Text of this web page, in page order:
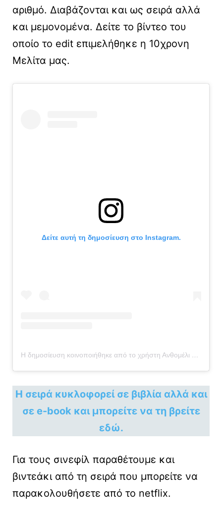
αριθμό. Διαβάζονται και ως σειρά αλλά
και μεμονομένα. Δείτε το βίντεο του
οποίο το edit επιμελήθηκε η 10χρονη
Μελίτα μας.
Δείτε αυτή τη δημοσίευση στο Instagram.
Η δημοσίευση κοινοποιήθηκε από το χρήστη Ανθομέλι by Kathy and Callie (@anthomeli)
H σειρά κυκλοφορεί σε βιβλία αλλά και
σε e-book και μπορείτε να τη βρείτε
εδώ.
Για τους σινεφίλ παραθέτουμε και
βιντεάκι από τη σειρά που μπορείτε να
παρακολουθήσετε από το netflix.